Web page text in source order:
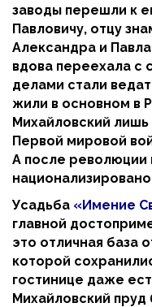
заводы перешли к
Павловичу, отцу
Александра и
вдова переехала с
делами стали
жили в основном в
Михайловский
Первой мировой
А после революции
Усадьба «Имение
главной
это отличная база
которой
гостинице даже
Михайловский